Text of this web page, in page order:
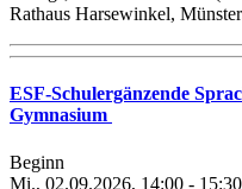
Rathaus Harsewinkel,
ESF-Schulergänzende
Gymnasium
Beginn
Mi., 02.09.2026, 14:00 -